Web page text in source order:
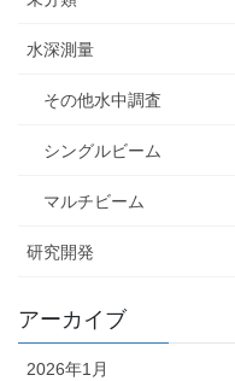
水深測量
その他水中調査
シングルビーム
マルチビーム
研究開発
アーカイブ
2026年1月